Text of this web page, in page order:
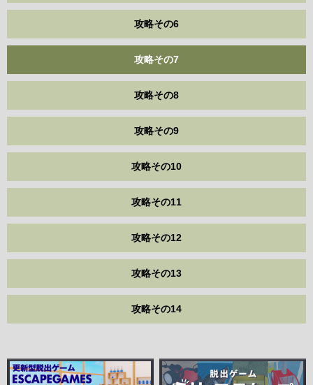
攻略その6
攻略その7
攻略その8
攻略その9
攻略その10
攻略その11
攻略その12
攻略その13
攻略その14